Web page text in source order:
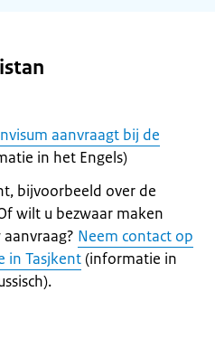
aanvraagt bij de
in het Engels)
bijvoorbeeld over de
wilt u bezwaar maken
Neem contact op
in Tasjkent(informatie in